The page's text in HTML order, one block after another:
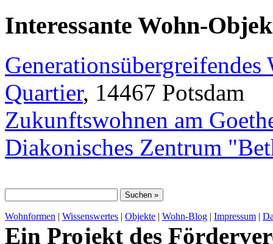
Interessante Wohn-
Quartier, 14467 Potsdam
Zukunftswohnen am
Diakonisches Zentrum
Wohnformen | Wissenswertes | Objekte | Wohn-Blog | Impressum |
Ein Projekt des